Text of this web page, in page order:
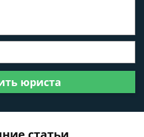
юриста